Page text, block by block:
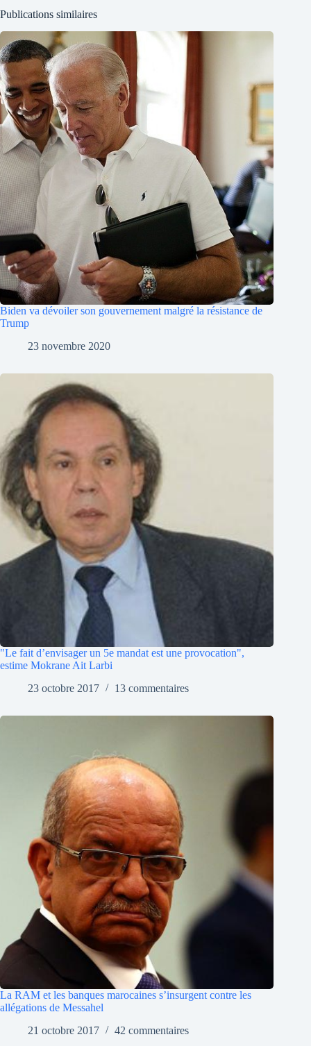
Publications similaires
Biden va dévoiler son gouvernement malgré la résistance de
Trump
23 novembre 2020
"Le fait d’envisager un 5e mandat est une provocation",
estime Mokrane Ait Larbi
23 octobre 2017
13 commentaires
La RAM et les banques marocaines s’insurgent contre les
allégations de Messahel
21 octobre 2017
42 commentaires